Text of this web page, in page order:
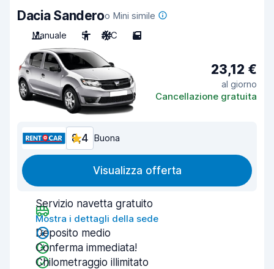
Dacia Sanderoo Mini simile
Manuale
5 A/C 5
23,12 €
al giorno
Cancellazione gratuita
8,4 Buona
Visualizza offerta
Servizio navetta gratuito
Mostra i dettagli della sede
Deposito medio
Conferma immediata!
Chilometraggio illimitato